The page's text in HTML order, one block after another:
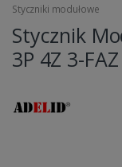
Styczniki modułowe
Stycznik
3P 4Z 3-FAZ